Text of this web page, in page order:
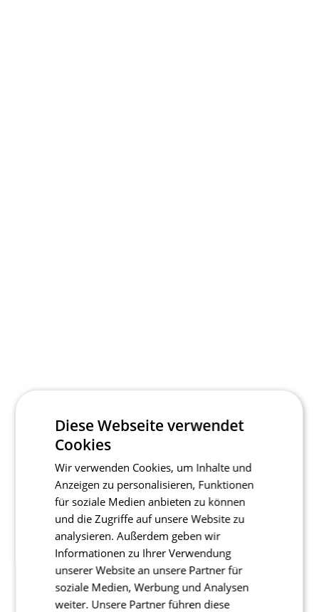
Diese Webseite verwendet
Cookies
Wir verwenden Cookies, um Inhalte und
Anzeigen zu personalisieren, Funktionen
für soziale Medien anbieten zu können
und die Zugriffe auf unsere Website zu
analysieren. Außerdem geben wir
Informationen zu Ihrer Verwendung
unserer Website an unsere Partner für
soziale Medien, Werbung und Analysen
weiter. Unsere Partner führen diese